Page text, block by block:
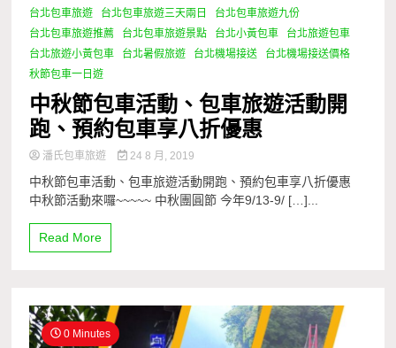
台北包車旅遊
台北包車旅遊三天兩日
台北包車旅遊九份
台北包車旅遊推薦
台北包車旅遊景點 台北小黃包車
台北旅遊包車
台北旅遊小黃包車
台北暑假旅遊 台北機場接送
台北機場接送價格
秋節包車一日遊
中秋節包車活動、包車旅遊活動開
跑、預約包車享八折優惠
潘氏包車旅遊 24 8 月, 2019
中秋節包車活動、包車旅遊活動開跑、預約包車享八折優惠
中秋節活動來囉~~~~~ 中秋團圓節 今年9/13-9/ […]...
Read More
0 Minutes